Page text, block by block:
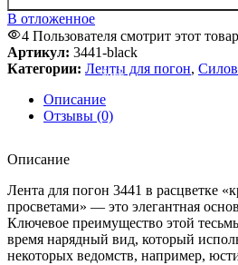
В отложенное
4 Пользователя смотрит этот
Артикул: 3441-black
Категории: Ленты для погон,
Описание
Отзывы (0)
Описание
Лента для погон 3441 в расцветке
просветами» — это элегантная
Ключевое преимущество этой
время нарядный вид, который
некоторых ведомств, например,
SALE